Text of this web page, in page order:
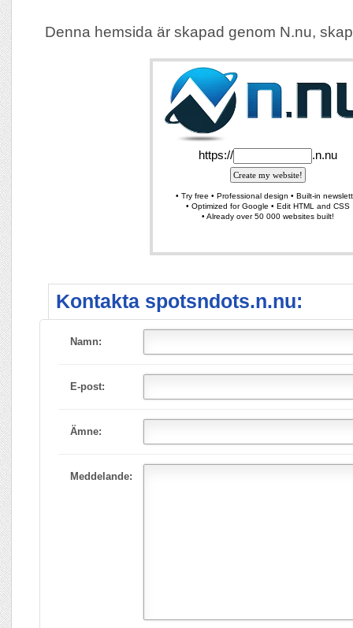
Denna hemsida är skapad genom N.nu,
Kontakta spotsndots.n.nu:
Namn:
E-post:
Ämne:
Meddelande: